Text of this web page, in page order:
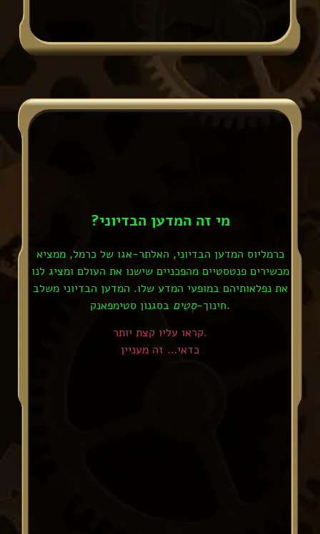
?מי זה המדען הבדיוני
כרמליוס המדען הבדיוני, האלתר-אגו של כרמל, ממציא
מכשירים פנטסטיים מהפכניים שישנו את העולם ומציג לנו
את נפלאותיהם במופעי המדע שלו. המדען הבדיוני משלב
חינוך-סְטִים
בסגנון סטימפאנק.
קראו עליו קצת יותר.
כדאי… זה מעניין